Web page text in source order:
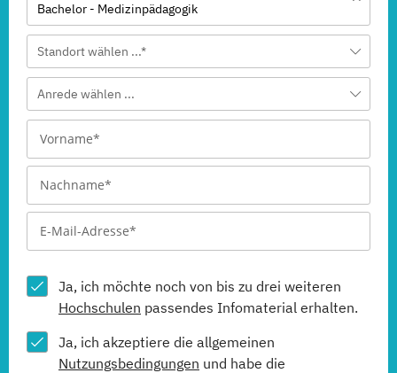
Bachelor - Medizinpädagogik
Standort wählen ...*
Anrede wählen ...
Ja, ich möchte noch von bis zu drei weiteren
Hochschulen passendes Infomaterial erhalten.
Ja, ich akzeptiere die allgemeinen
Nutzungsbedingungen und habe die